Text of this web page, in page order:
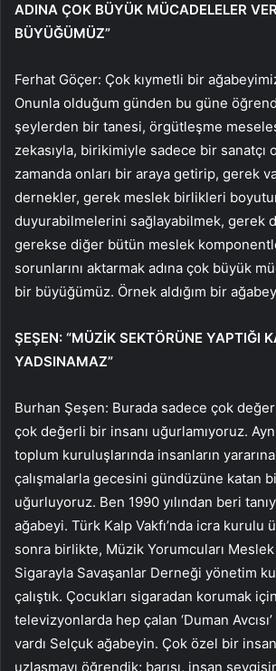
ADINA ÇOK BÜYÜK MÜCADELELER
BÜYÜĞÜMÜZ”
Ferhat Göçer: Çok kıymetli bir
Onunla olduğum günden bu güne
şeylerden bir tanesi, örgütleşme
zekasıyla, birikimiyle sadece bir sanatçı
zamanda onları bir araya getirip, gerek
dernekler, gerek meslek birlikleri
duyurabilmelerini sağlayabilmek, gerek
gerekse diğer bütün meslek
sorunlarını aktarmak adına çok büyük
bir büyüğümüz. Örnek aldığım bir
ŞEŞEN: “MÜZİK SEKTÖRÜNE YAPTIĞI
YADSINAMAZ”
Burhan Şeşen: Burada sadece çok
çok değerli bir insanı uğurlamıyoruz.
toplum kuruluşlarında insanların yararına
çalışmalarla gecesini gündüzüne katan
uğurluyoruz. Ben 1990 yılından beri
ağabeyi. Türk Kalp Vakfı’nda icra kurulu
sonra birlikte, Müzik Yorumcuları
Sigarayla Savaşanlar Derneği yönetim
çalıştık. Çocukları sigaradan korumak
televizyonlarda hep çalan ‘Duman
vardı Selçuk ağabeyin. Çok özel bir
uzlaşmayı öğrendik; barışı, insan